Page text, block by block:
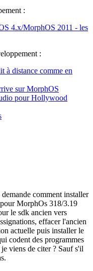
:
4.x/MorphOS 2011 - les
:
à distance comme en
sur MorphOS
pour Hollywood
comment installer
MorphOs 318/3.19
le sdk ancien vers
effacer l'ancien
actuelle puis installer le
codent des programmes
viens de citer ? Sauf s'il